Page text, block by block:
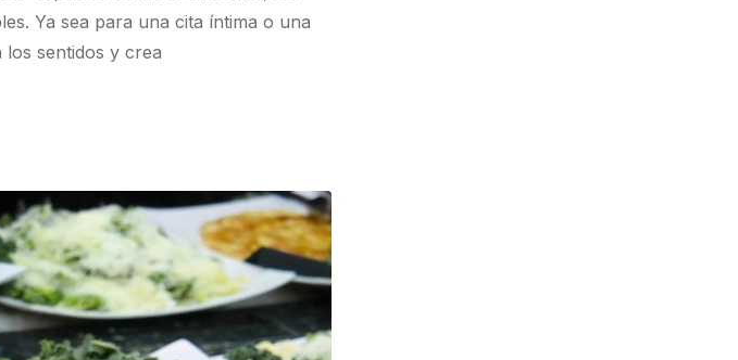
Ya sea para una cita íntima o una
sentidos y crea